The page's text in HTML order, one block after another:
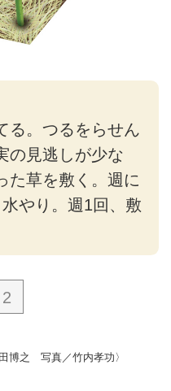
る。つるをらせん
の見逃しが少な
た草を敷く。週に
やり。週1回、敷
2
博之 写真／竹内孝功〉